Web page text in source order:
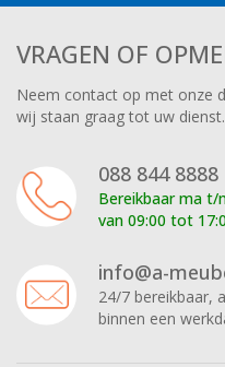
VRAGEN OF
Neem contact op met onze
wij staan graag tot uw dienst.
088 844 8888
Bereikbaar ma t/
van 09:00 tot
info@a-
24/7 bereikbaar,
binnen een